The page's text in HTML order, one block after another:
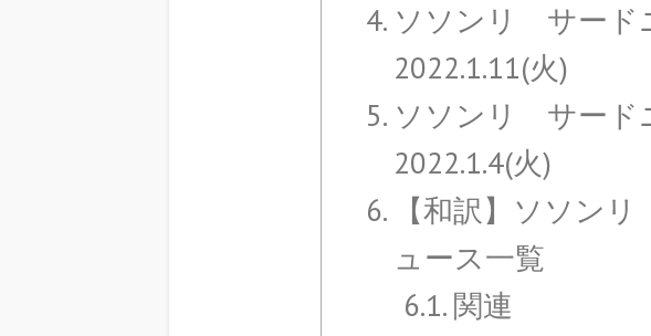
ソソンリ サード
2022.1.11(火)
ソソンリ サード
2022.1.4(火)
【和訳】ソソン
ュース一覧
関連